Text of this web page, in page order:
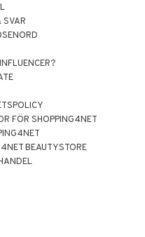
SVAR
FÖR SHOPPING4NET
BEAUTYSTORE